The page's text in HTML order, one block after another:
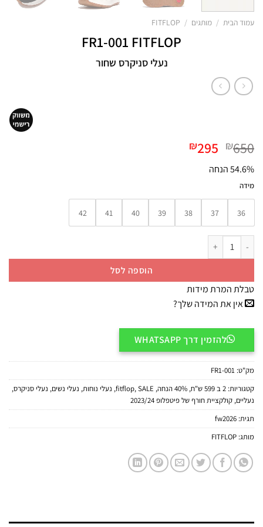
עמוד הבית / מותגים /
FITFLOP
FR1-001 FITFLOP
נעלי סניקרס שחור
₪650 המחיר
היה:
₪295
54.6% הנחה
מידה
36
37
38
39
40
41
42
כמות של FR1-001 FITFLOP נעלי סניקרס שחור
הוספה לסל
טבלת המרת מידות
אין את המידה שלך?
להזמין דרך WHATSAPP
מק"ט: FR1-001
קטגוריות: 2 ב 599 ש"ח , 40% הנחה ,
fitflop,SALE
, נעלי נוחות, נעלי נשים, נעלי סניקרס,
נעליים, קולקציית חורף של פיטפלופ 2023/24
תגית: fw2026
מותג: FITFLOP